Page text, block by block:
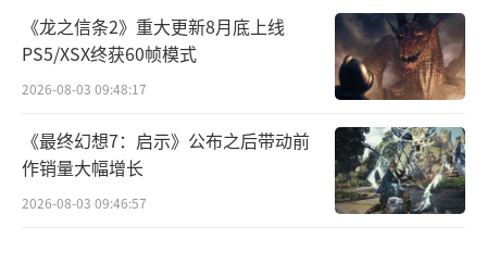
《龙之信条2》重大更新8月底上线
PS5/XSX终获60帧模式
2026-08-03 09:48:17
《最终幻想7：启示》公布之后带动前
作销量大幅增长
2026-08-03 09:46:57